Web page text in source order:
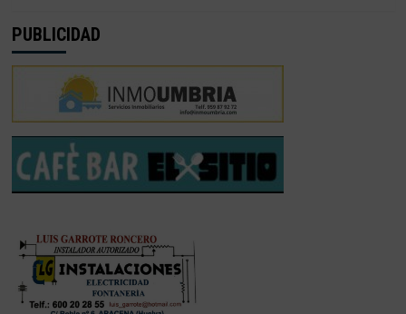
EL
YA
CONOCE
EL
BALÓN
CON
EL
QUE
JUGARÁN
TEMPROADA
23/24
PUBLICIDAD